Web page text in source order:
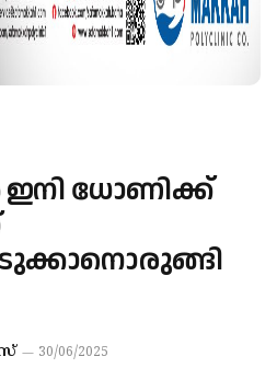
ഇനി ധോണിക്ക്
30/06/2025